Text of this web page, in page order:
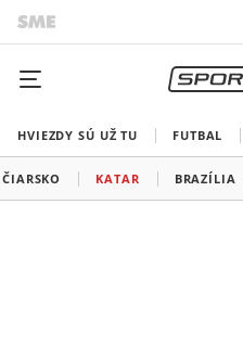
HVIEZDY SÚ UŽ TU FUTBAL
KATAR BRAZÍLIA